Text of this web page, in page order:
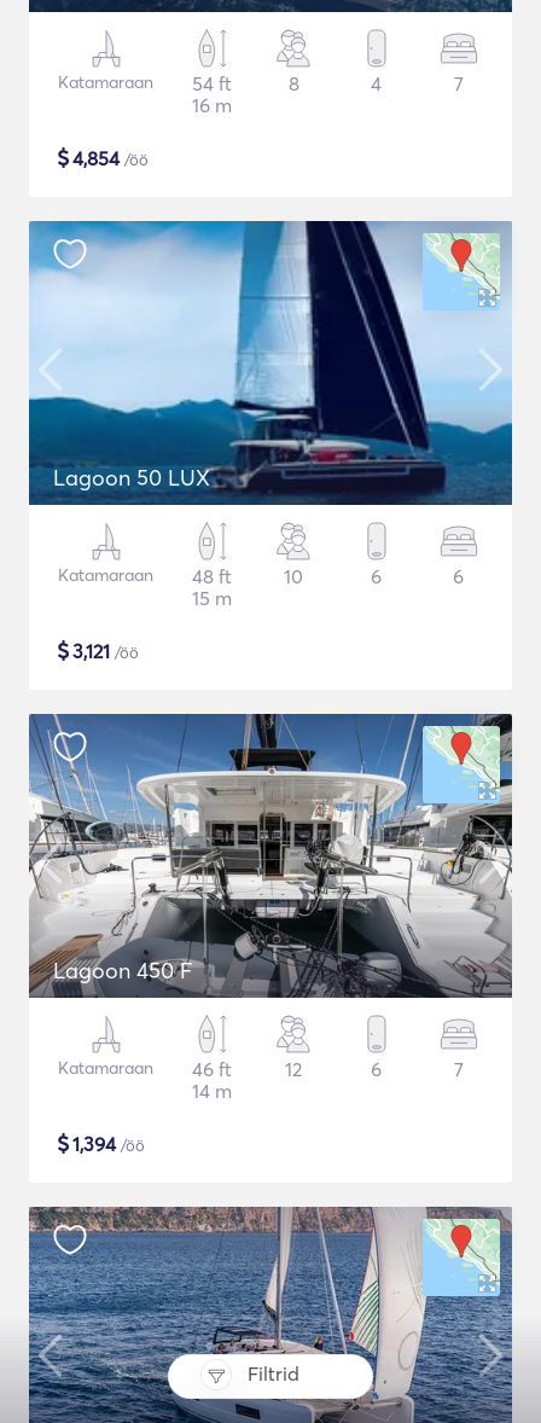
Filtrid
Katamaraan
54 ft
16 m
8 4 7
$4,854/öö
Lagoon 50 LUX
Katamaraan
48 ft
15 m
10 6 6
$3,121 /öö
Lagoon 450 F
Katamaraan
46 ft
14 m
12 6 7
$1,394/öö